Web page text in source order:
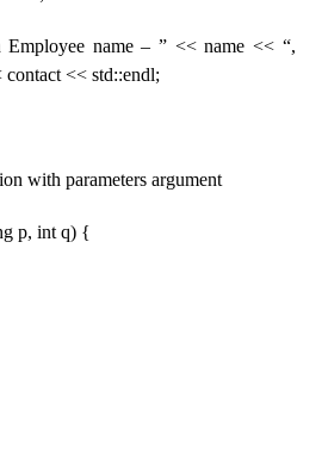
name – ” << name << “,
<< std::endl;
with parameters argument
p, int q) {